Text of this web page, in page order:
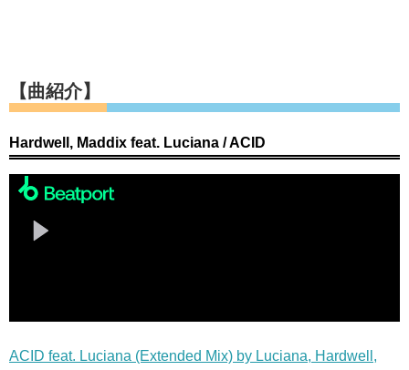
【曲紹介】
Hardwell, Maddix feat. Luciana / ACID
ACID feat. Luciana (Extended Mix) by Luciana, Hardwell,